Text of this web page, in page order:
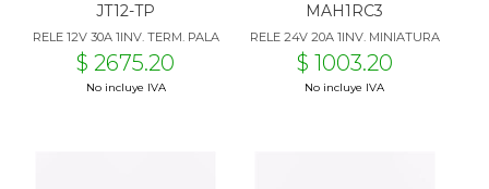
JT12-TP
RELE 12V 30A 1INV. TERM. PALA
$ 2675.20
No incluye IVA
MAH1RC3
RELE 24V 20A 1INV. MINIATURA
$ 1003.20
No incluye IVA